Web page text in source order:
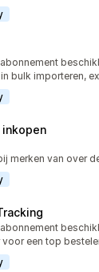
bulk importeren,
inkopen
merken van over
een top